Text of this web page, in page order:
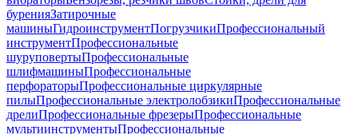
буренияЗатирочные
машиныГидроинструментПогрузчикиПрофессиональный
инструментПрофессиональные
шуруповертыПрофессиональные
шлифмашиныПрофессиональные
перфораторыПрофессиональные циркулярные
пилыПрофессиональные электролобзикиПрофессиональные
дрелиПрофессиональные фрезерыПрофессиональные
мультиинструментыПрофессиональные